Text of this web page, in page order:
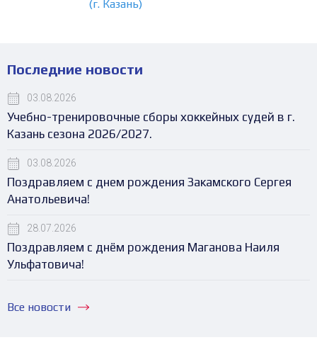
(г. Казань)
Последние новости
03.08.2026
Учебно-тренировочные сборы хоккейных судей в г.
Казань сезона 2026/2027.
03.08.2026
Поздравляем с днем рождения Закамского Сергея
Анатольевича!
28.07.2026
Поздравляем с днём рождения Маганова Наиля
Ульфатовича!
Все новости